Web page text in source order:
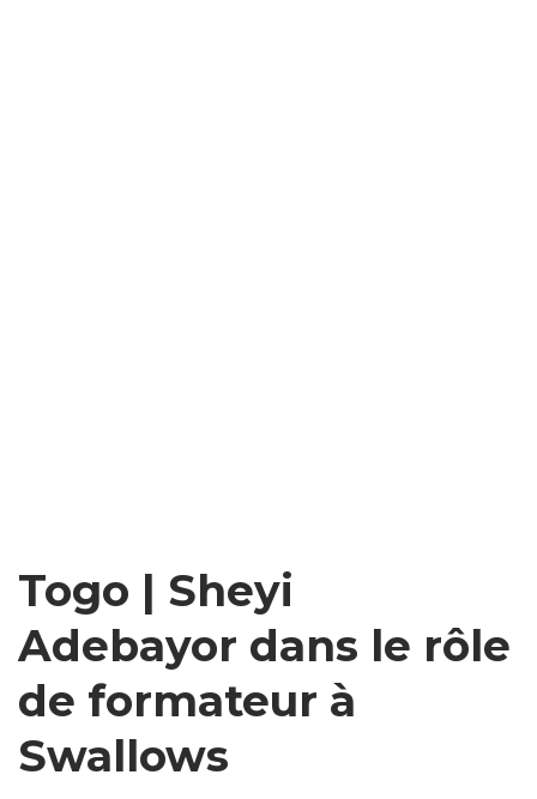
Togo | Sheyi
Adebayor dans le rôle
de formateur à
Swallows